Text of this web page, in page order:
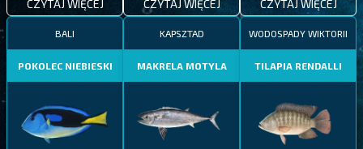
CZYTAJ WIĘCEJ CZYTAJ WIĘCEJ CZYTAJ WIĘCEJ
BALI
POKOLEC NIEBIESKI
KAPSZTAD
MAKRELA MOTYLA
WODOSPADY WIKTORII
TILAPIA RENDALLI